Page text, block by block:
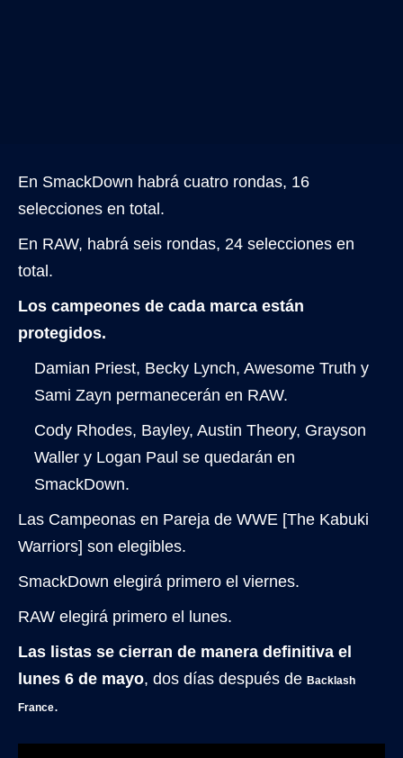
En SmackDown habrá cuatro rondas, 16
selecciones en total.
En RAW, habrá seis rondas, 24 selecciones en
total.
Los campeones de cada marca están
protegidos.
Damian Priest, Becky Lynch, Awesome Truth y
Sami Zayn permanecerán en RAW.
Cody Rhodes, Bayley, Austin Theory, Grayson
Waller y Logan Paul se quedarán en
SmackDown.
Las Campeonas en Pareja de WWE [The Kabuki
Warriors] son elegibles.
SmackDown elegirá primero el viernes.
RAW elegirá primero el lunes.
Las listas se cierran de manera definitiva el
lunes 6 de mayo, dos días después de Backlash
France.